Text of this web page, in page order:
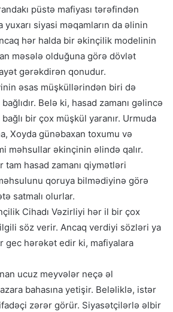
püstə mafiyası tərəfindən
siyasi məqamların da əlinin
hər halda bir əkinçilik modelinin
məsələ olduğuna görə dövlət
gərəkdirən qonudur.
əsas müşküllərindən biri də
bağlıdır. Belə ki, hasad zamanı gəlincə
bağlı bir çox müşkül yaranır. Urmuda
Xoyda günəbaxan toxumu və
məhsullar əkinçinin əlində qalır.
tam hasad zamanı qiymətləri
qoruya bilmədiyinə görə
satmalı olurlar.
Cihadı Vəzirliyi hər il bir çox
söz verir. Ancaq verdiyi sözləri ya
gec hərəkət edir ki, mafiyalara
ucuz meyvələr neçə əl
bahasına yetişir. Beləliklə, istər
zərər görür. Siyasətçilərlə əlbir